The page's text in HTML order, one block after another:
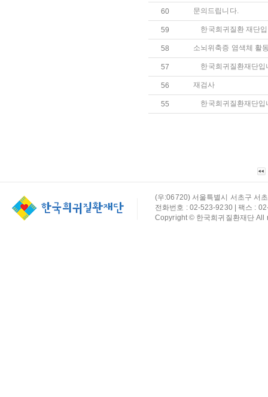
60 문의드립니다.
59 한국희귀질환 재단
58 소뇌위축증 염색체 활
57 한국희귀질환재단입
56 재검사
55 한국희귀질환재단입
(우:06720) 서울특별시 서초구 서
전화번호 : 02-523-9230 | 팩스 :
Copyright © 한국희귀질환재단